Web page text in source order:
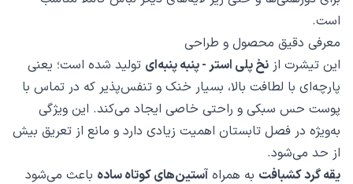
است.
معرفی دقیق محصول و طراحی
این تیشرت از نخ پلی استر - پنبه پنبه‌ای تولید شده است؛ یعنی
پارچه‌ای با لطافت بالا، بسیار خنک و تنفس‌پذیر که در تماس با
پوست حس سبکی و راحتی خاصی ایجاد می‌کند. این ویژگی
به‌ویژه در فصل تابستان اهمیت زیادی دارد و مانع از تعریق بیش
از حد می‌شود.
یقه گرد کشبافت به همراه آستین‌های کوتاه ساده باعث می‌شود